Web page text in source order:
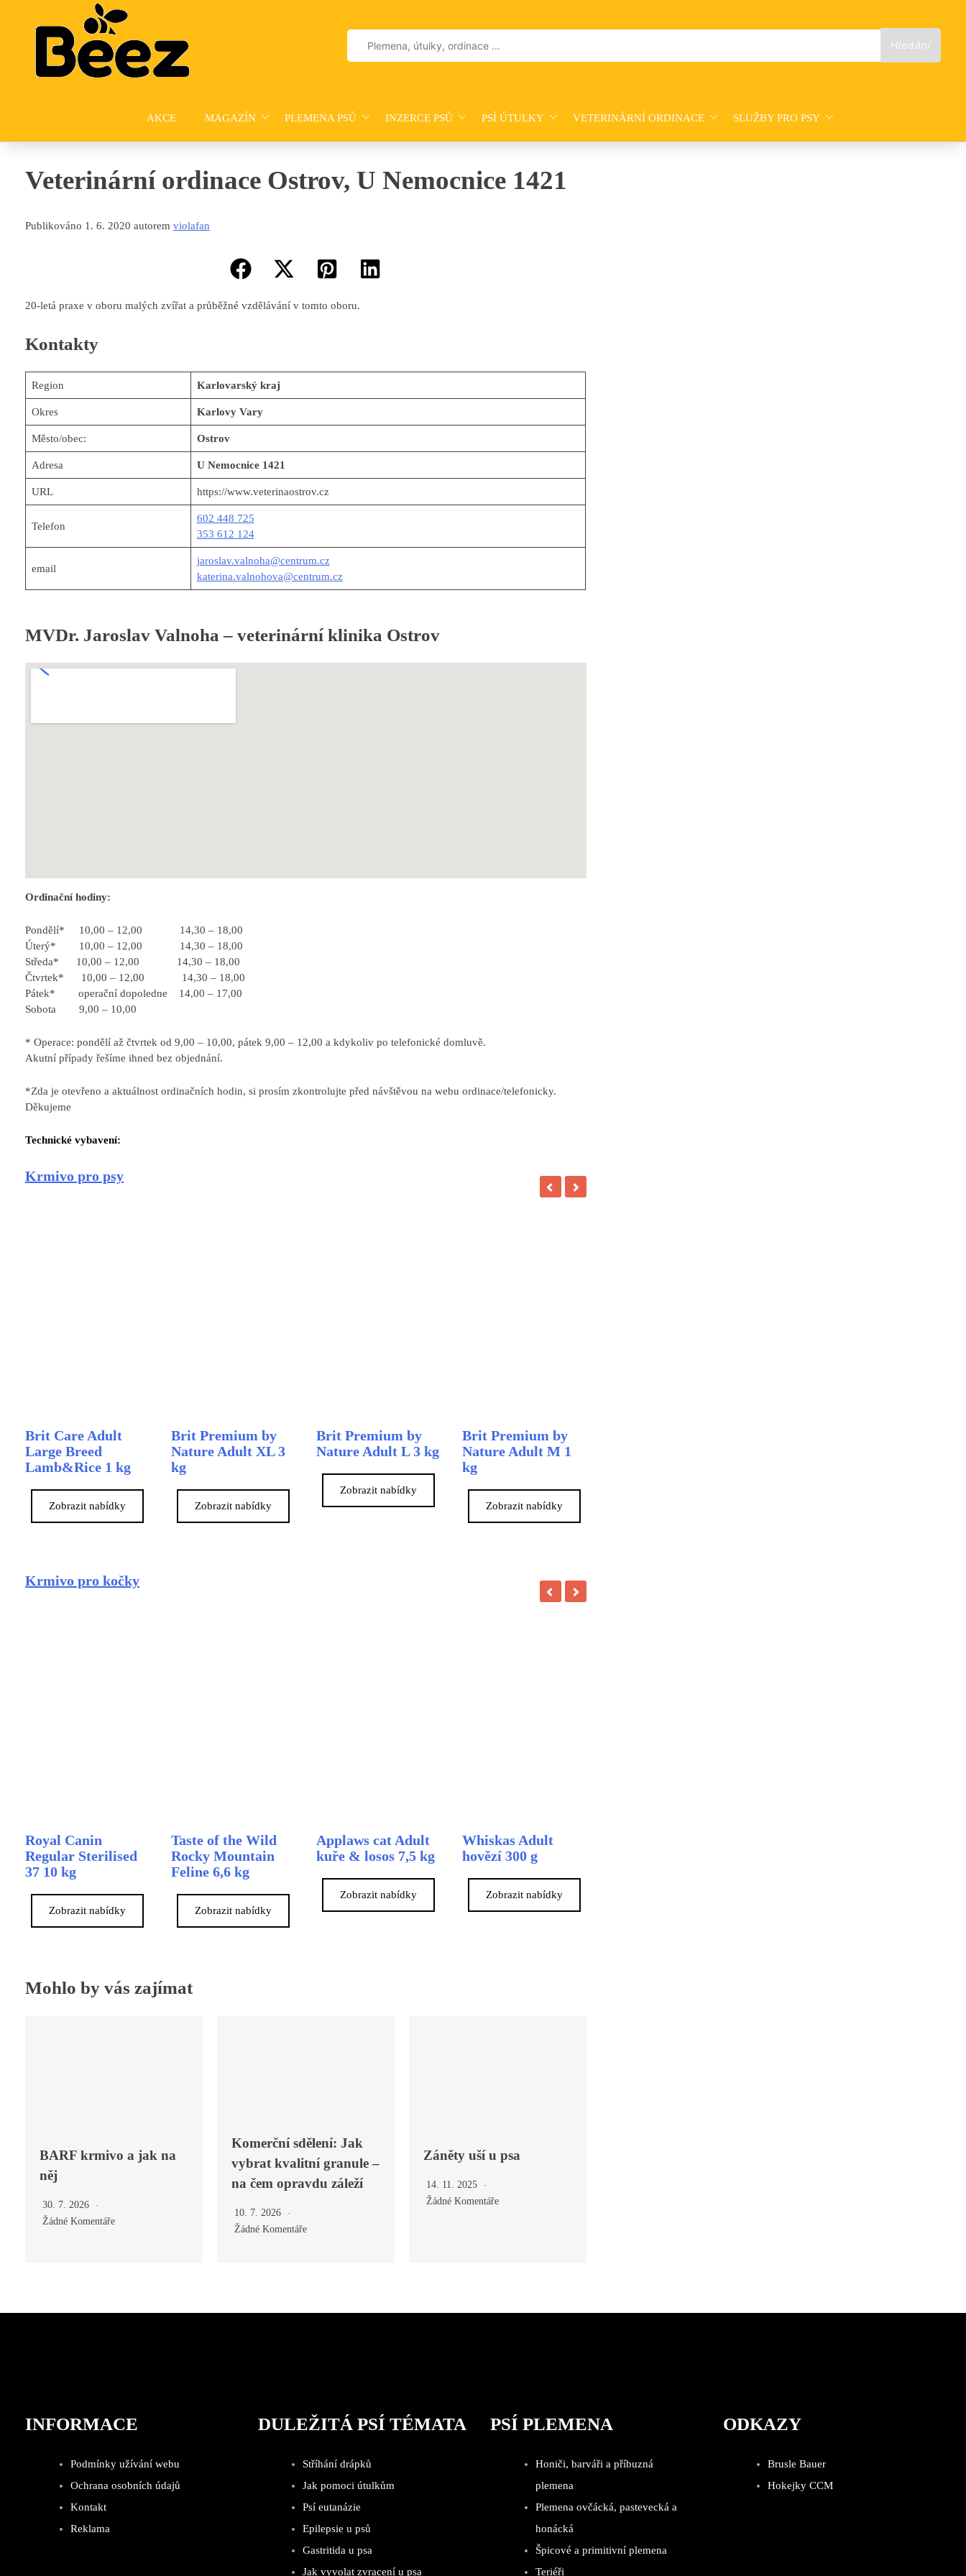
Vyhledávání
AKCE MAGAZÍN PLEMENA PSŮ INZERCE PSŮ PSÍ ÚTULKY VETERINÁRNÍ ORDINACE SLUŽBY PRO PSY
Veterinární ordinace Ostrov, U Nemocnice 1421
Publikováno 1. 6. 2020 autorem violafan
20-letá praxe v oboru malých zvířat a průběžné vzdělávání v tomto oboru.
Kontakty
Region Karlovarský kraj
Okres Karlovy Vary
Město/obec: Ostrov
Adresa U Nemocnice 1421
URL https://www.veterinaostrov.cz
Telefon
602 448 725
353 612 124
email
jaroslav.valnoha@centrum.cz
katerina.valnohova@centrum.cz
MVDr. Jaroslav Valnoha – veterinární klinika Ostrov
Ordinační hodiny:
Pondělí* 10,00 – 12,00 14,30 – 18,00
Úterý* 10,00 – 12,00 14,30 – 18,00
Středa* 10,00 – 12,00 14,30 – 18,00
Čtvrtek* 10,00 – 12,00 14,30 – 18,00
Pátek* operační dopoledne 14,00 – 17,00
Sobota 9,00 – 10,00
* Operace: pondělí až čtvrtek od 9,00 – 10,00, pátek 9,00 – 12,00 a kdykoliv po telefonické domluvě.
Akutní případy řešíme ihned bez objednání.
*Zda je otevřeno a aktuálnost ordinačních hodin, si prosím zkontrolujte před návštěvou na webu ordinace/telefonicky.
Děkujeme
Technické vybavení:
Krmivo pro psy
Brit Care Adult
Large Breed
Lamb&Rice 1 kg
Zobrazit nabídky
Brit Premium by
Nature Adult XL 3
kg
Zobrazit nabídky
Brit Premium by
Nature Adult L 3 kg
Zobrazit nabídky
Brit Premium by
Nature Adult M 1
kg
Zobrazit nabídky
Krmivo pro kočky
Royal Canin
Regular Sterilised
37 10 kg
Zobrazit nabídky
Taste of the Wild
Rocky Mountain
Feline 6,6 kg
Zobrazit nabídky
Applaws cat Adult
kuře & losos 7,5 kg
Zobrazit nabídky
Whiskas Adult
hovězí 300 g
Zobrazit nabídky
Mohlo by vás zajímat
BARF krmivo a jak na
něj
30. 7. 2026
Žádné Komentáře
Komerční sdělení: Jak
vybrat kvalitní granule –
na čem opravdu záleží
10. 7. 2026
Žádné Komentáře
Záněty uší u psa
14. 11. 2025
Žádné Komentáře
INFORMACE
Podmínky užívání webu
Ochrana osobních údajů
Kontakt
Reklama
DULEŽITÁ PSÍ TÉMATA
Stříhání drápků
Jak pomoci útulkům
Psí eutanázie
Epilepsie u psů
Gastritida u psa
Jak vyvolat zvracení u psa
PSÍ PLEMENA
Honiči, barváři a příbuzná
plemena
Plemena ovčácká, pastevecká a
honácká
Špicové a primitivní plemena
Teriéři
ODKAZY
Brusle Bauer
Hokejky CCM